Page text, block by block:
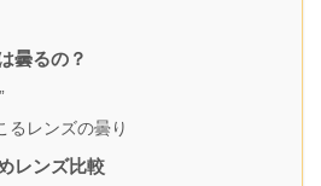
曇るの？
るレンズの曇り
レンズ比較